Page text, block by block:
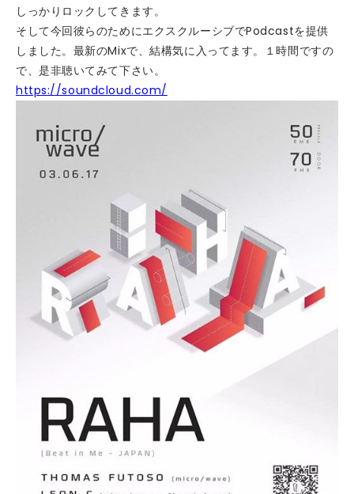
しっかりロックしてきます。
そして今回彼らのためにエクスクルーシブでPodcastを提供
しました。最新のMixで、結構気に入ってます。１時間ですの
で、是非聴いてみて下さい。
https://soundcloud.com/